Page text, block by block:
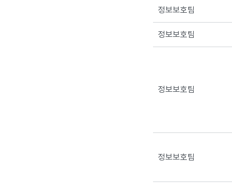
정보보호팀
정보보호팀
정보보호팀
정보보호팀